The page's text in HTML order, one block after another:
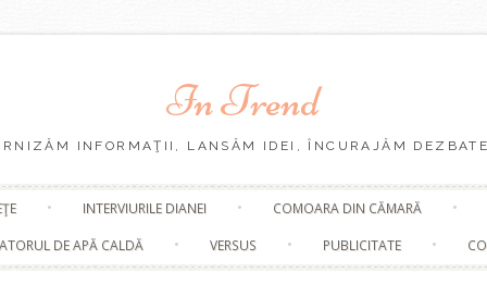
In Trend
INFORMAŢII, LANSĂM IDEI, ÎNCURAJĂM
Skip
content
INTERVIURILE DIANEI
COMOARA DIN CĂMARĂ
DE APĂ CALDĂ
VERSUS PUBLICITATE